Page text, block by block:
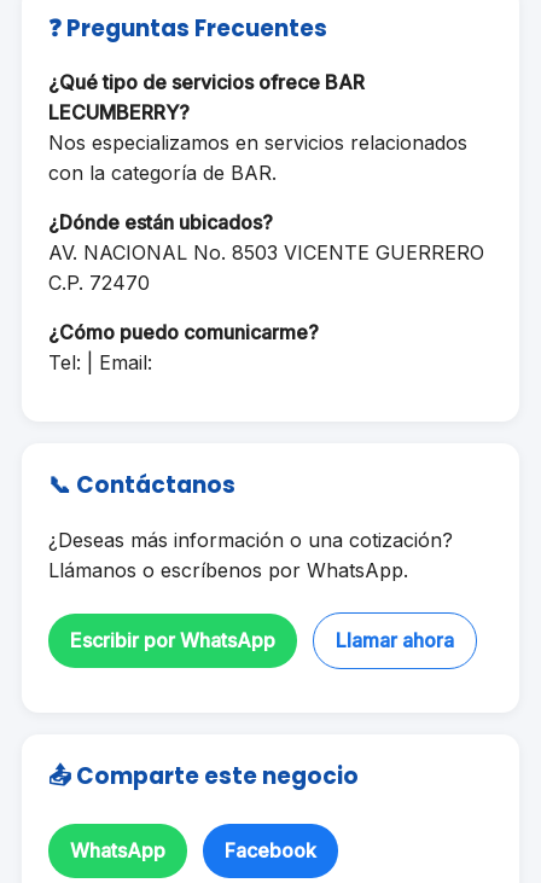
❓ Preguntas Frecuentes
¿Qué tipo de servicios ofrece BAR
LECUMBERRY?
Nos especializamos en servicios relacionados
con la categoría de BAR.
¿Dónde están ubicados?
AV. NACIONAL No. 8503 VICENTE GUERRERO
C.P. 72470
¿Cómo puedo comunicarme?
Tel: | Email:
📞 Contáctanos
¿Deseas más información o una cotización?
Llámanos o escríbenos por WhatsApp.
Escribir por WhatsApp Llamar ahora
📤 Comparte este negocio
WhatsApp Facebook